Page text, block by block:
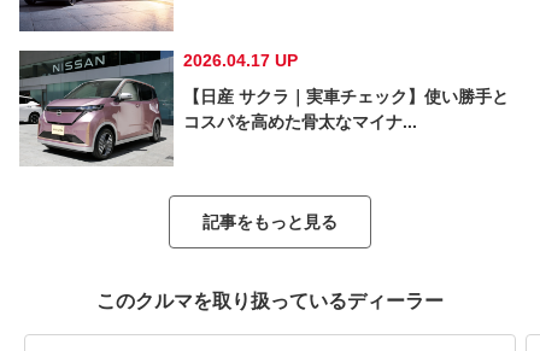
2026.04.17 UP
【日産 サクラ｜実車チェック】使い勝手と
コスパを高めた骨太なマイナ...
記事をもっと見る
このクルマを取り扱っているディーラー